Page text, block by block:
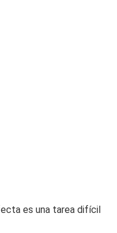
es una tarea difícil